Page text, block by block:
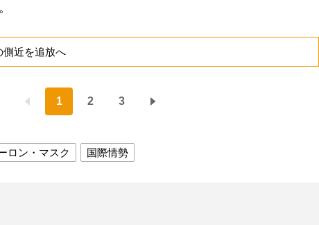
側近を追放へ
1 2 3
ロン・マスク 国際情勢